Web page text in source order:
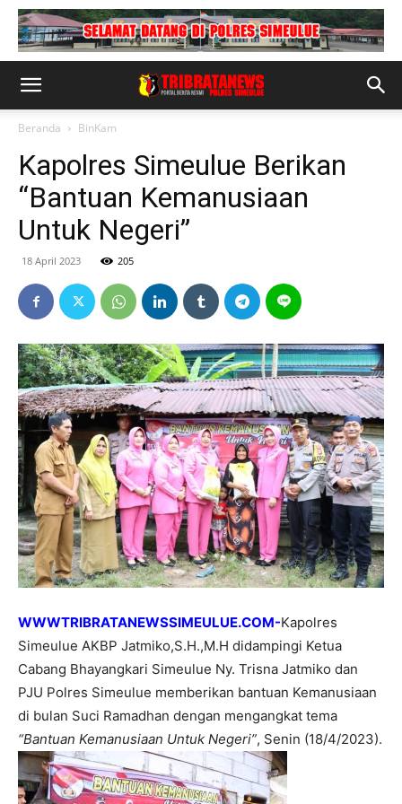
Beranda BinKam
Kapolres Simeulue Berikan
“Bantuan Kemanusiaan
Untuk Negeri”
18 April 2023 205
WWWTRIBRATANEWSSIMEULUE.COM-Kapolres
Simeulue AKBP Jatmiko,S.H.,M.H didampingi Ketua
Cabang Bhayangkari Simeulue Ny. Trisna Jatmiko dan
PJU Polres Simeulue memberikan bantuan Kemanusiaan
di bulan Suci Ramadhan dengan mengangkat tema
“Bantuan Kemanusiaan Untuk Negeri”, Senin (18/4/2023).